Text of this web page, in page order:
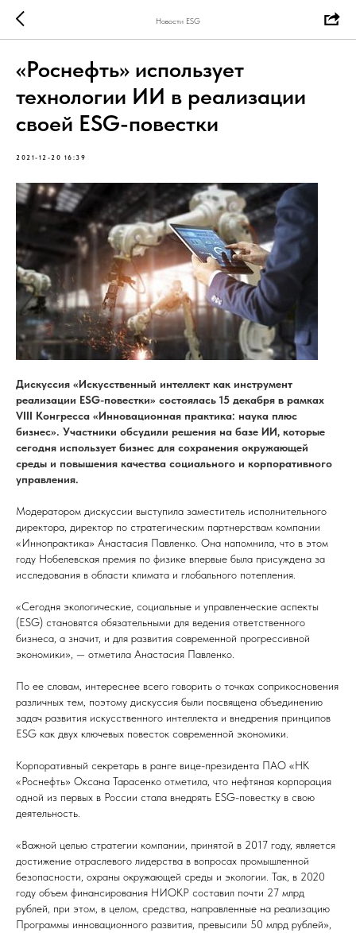
Новости ESG
«Роснефть» использует
технологии ИИ в реализации
своей ESG-повестки
2021-12-20 16:39
Дискуссия «Искусственный интеллект как инструмент
реализации ESG-повестки» состоялась 15 декабря в рамках
VIII Конгресса «Инновационная практика: наука плюс
бизнес». Участники обсудили решения на базе ИИ, которые
сегодня использует бизнес для сохранения окружающей
среды и повышения качества социального и корпоративного
управления.
Модератором дискуссии выступила заместитель исполнительного
директора, директор по стратегическим партнерствам компании
«Иннопрактика» Анастасия Павленко. Она напомнила, что в этом
году Нобелевская премия по физике впервые была присуждена за
исследования в области климата и глобального потепления.
«Сегодня экологические, социальные и управленческие аспекты
(ESG) становятся обязательными для ведения ответственного
бизнеса, а значит, и для развития современной прогрессивной
экономики», — отметила Анастасия Павленко.
По ее словам, интереснее всего говорить о точках соприкосновения
различных тем, поэтому дискуссия были посвящена объединению
задач развития искусственного интеллекта и внедрения принципов
ESG как двух ключевых повесток современной экономики.
Корпоративный секретарь в ранге вице-президента ПАО «НК
«Роснефть» Оксана Тарасенко отметила, что нефтяная корпорация
одной из первых в России стала внедрять ESG-повестку в свою
деятельность.
«Важной целью стратегии компании, принятой в 2017 году, является
достижение отраслевого лидерства в вопросах промышленной
безопасности, охраны окружающей среды и экологии. Так, в 2020
году объем финансирования НИОКР составил почти 27 млрд
рублей, при этом, в целом, средства, направленные на реализацию
Программы инновационного развития, превысили 50 млрд рублей»,